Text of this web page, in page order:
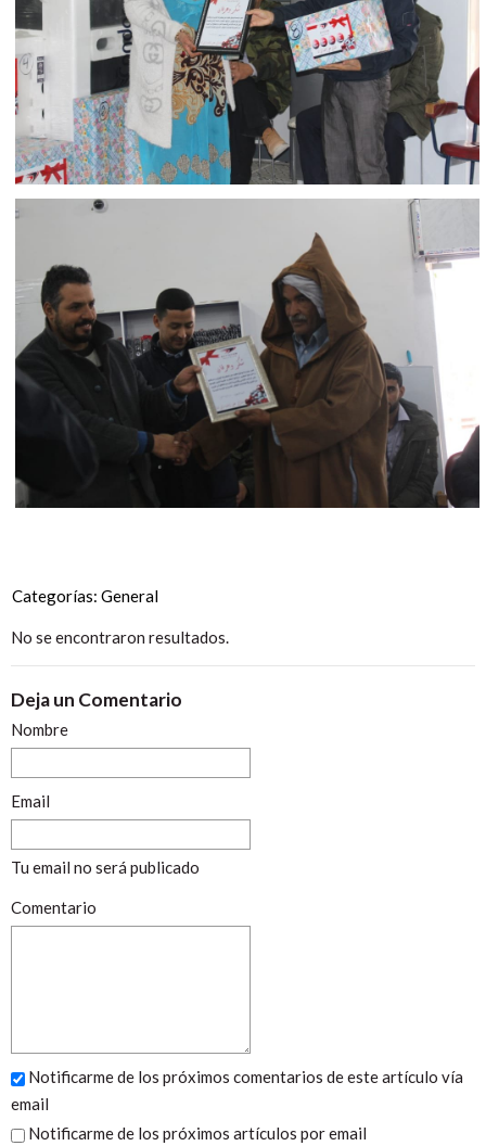
Categorías: General
No se encontraron resultados.
Deja un Comentario
Nombre
Email
Tu email no será publicado
Comentario
Notificarme de los próximos comentarios de este artículo vía
email
Notificarme de los próximos artículos por email